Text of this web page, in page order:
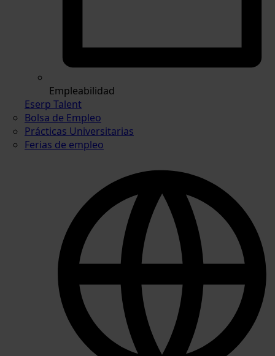
Empleabilidad
Eserp Talent
Bolsa de Empleo
Prácticas Universitarias
Ferias de empleo